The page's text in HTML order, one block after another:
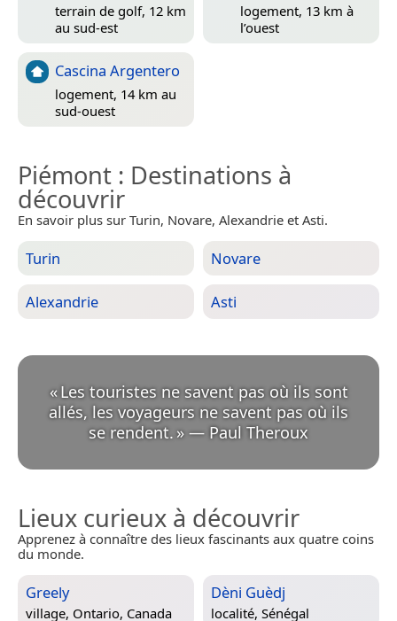
terrain de golf, 12 km
au sud-est
logement, 13 km à
l’ouest
Cascina Argentero
logement, 14 km au
sud-ouest
Piémont : Destinations à
découvrir
En savoir plus sur Turin, Novare, Alexandrie et Asti.
Turin Novare
Alexandrie Asti
«Les touristes ne savent pas où ils sont
allés, les voyageurs ne savent pas où ils
se rendent. » — Paul Theroux
Lieux curieux à découvrir
Apprenez à connaître des lieux fascinants aux quatre coins
du monde.
Greely
village, Ontario, Canada
Dèni Guèdj
localité, Sénégal